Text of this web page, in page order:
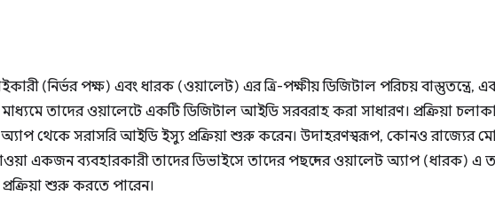
(নির্ভর পক্ষ) এবং ধারক (ওয়ালেট) এর ত্রি-পক্ষীয় ডিজিটাল পরিচয়
মাধ্যমে তাদের ওয়ালেটে একটি ডিজিটাল আইডি সরবরাহ করা সাধারণ। প্রক্রিয়া
থেকে সরাসরি আইডি ইস্যু প্রক্রিয়া শুরু করেন। উদাহরণস্বরূপ, কোনও রাজ্যের
একজন ব্যবহারকারী তাদের ডিভাইসে তাদের পছন্দের ওয়ালেট অ্যাপ (ধারক) এ
শুরু করতে পারেন।